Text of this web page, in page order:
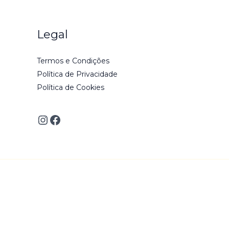
Legal
Termos e Condições
Política de Privacidade
Política de Cookies